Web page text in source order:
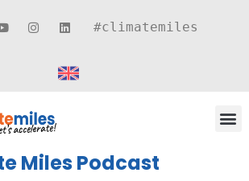
#climatemiles
Miles Podcast